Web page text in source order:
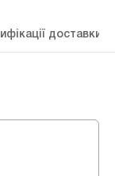
доставки